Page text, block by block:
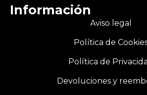
Información
Aviso legal
Política de
Política de
Devoluciones y